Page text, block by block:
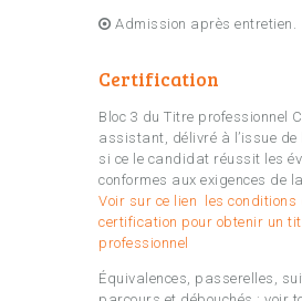
Admission après entretien.
Certification
Bloc 3 du Titre professionnel
assistant, délivré à l’issue de
si ce le candidat réussit les
conformes aux exigences de
Voir sur ce lien les conditions
certification pour obtenir un
professionnel
Équivalences, passerelles,